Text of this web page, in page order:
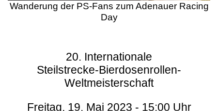
Wanderung der PS-Fans zum Adenauer Racing
Day
20. Internationale
Steilstrecke-Bierdosenrollen-
Weltmeisterschaft
Freitag, 19. Mai 2023 - 15:00 Uhr